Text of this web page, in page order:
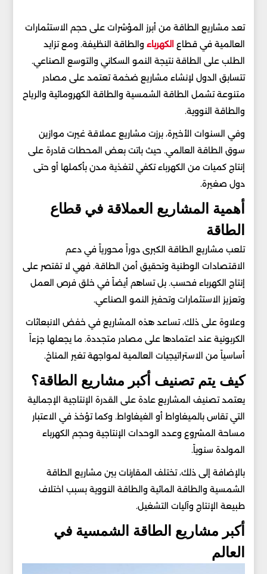
تعد مشاريع الطاقة من أبرز المؤشرات على حجم الاستثمارات
العالمية في قطاع
الكهرباء والطاقة النظيفة. ومع تزايد
الطلب على الطاقة نتيجة النمو السكاني والتوسع الصناعي.
تتسابق الدول لإنشاء مشاريع ضخمة تعتمد على مصادر
متنوعة تشمل الطاقة الشمسية والطاقة الكهرومائية والرياح
والطاقة النووية.
وفي السنوات الأخيرة، برزت مشاريع عملاقة غيرت موازين
سوق الطاقة العالمي. حيث باتت بعض المحطات قادرة على
إنتاج كميات من الكهرباء تكفي لتغذية مدن بأكملها أو حتى
دول صغيرة.
أهمية المشاريع العملاقة في قطاع
الطاقة
تلعب مشاريع الطاقة الكبرى دوراً محورياً في دعم
الاقتصادات الوطنية وتحقيق أمن الطاقة. فهي لا تقتصر على
إنتاج الكهرباء فحسب. بل تساهم أيضاً في خلق فرص العمل
وتعزيز الاستثمارات وتحفيز النمو الصناعي.
وعلاوة على ذلك، تساعد هذه المشاريع في خفض الانبعاثات
الكربونية عند اعتمادها على مصادر متجددة. ما يجعلها جزءاً
أساسياً من الاستراتيجيات العالمية لمواجهة تغير المناخ.
كيف يتم تصنيف أكبر مشاريع الطاقة؟
يعتمد تصنيف المشاريع عادة على القدرة الإنتاجية الإجمالية
التي تقاس بالميغاواط أو الغيغاواط. وكما تؤخذ في الاعتبار
مساحة المشروع وعدد الوحدات الإنتاجية وحجم الكهرباء
المولدة سنوياً.
بالإضافة إلى ذلك، تختلف المقارنات بين مشاريع الطاقة
الشمسية والطاقة المائية والطاقة النووية بسبب اختلاف
طبيعة الإنتاج وآليات التشغيل.
أكبر مشاريع الطاقة الشمسية في
العالم